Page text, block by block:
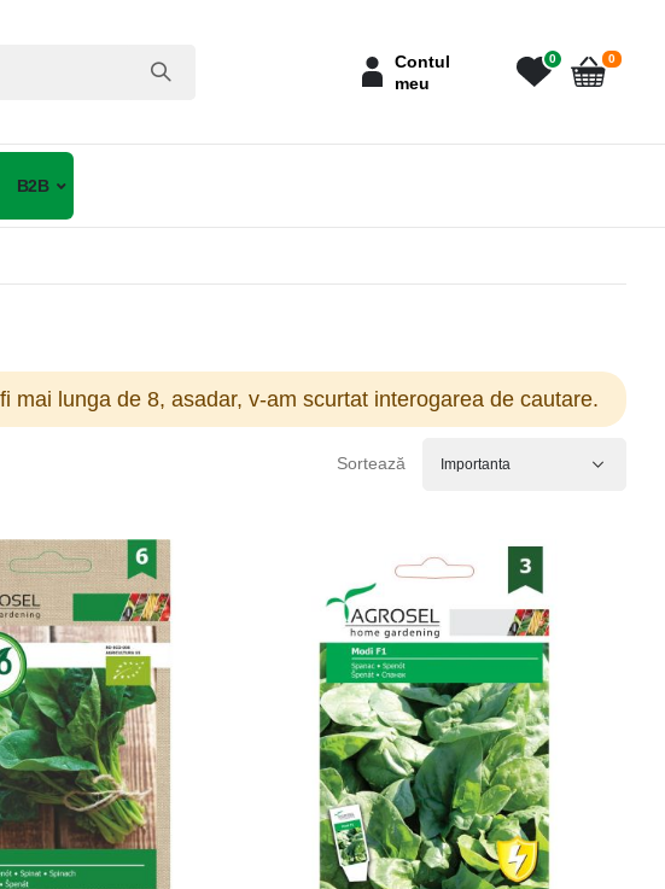
Contul
meu
0
Cart
0articole
B2B
mai lunga de 8, asadar, v-am scurtat interogarea de cautare.
Sortează